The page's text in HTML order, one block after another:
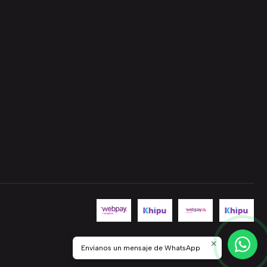
Envíanos un mensaje de WhatsApp